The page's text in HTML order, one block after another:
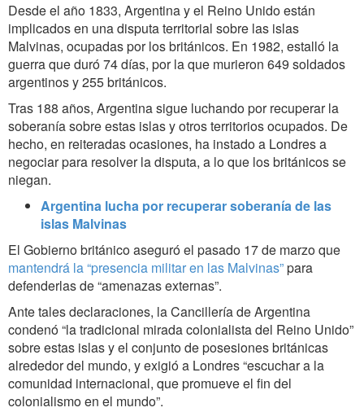
Desde el año 1833, Argentina y el Reino Unido están
implicados en una disputa territorial sobre las islas
Malvinas, ocupadas por los británicos. En 1982, estalló la
guerra que duró 74 días, por la que murieron 649 soldados
argentinos y 255 británicos.
Tras 188 años, Argentina sigue luchando por recuperar la
soberanía sobre estas islas y otros territorios ocupados. De
hecho, en reiteradas ocasiones, ha instado a Londres a
negociar para resolver la disputa, a lo que los británicos se
niegan.
Argentina lucha por recuperar soberanía de las
islas Malvinas
El Gobierno británico aseguró el pasado 17 de marzo que
mantendrá la “presencia militar en las Malvinas”para
defenderlas de “amenazas externas”.
Ante tales declaraciones, la Cancillería de Argentina
condenó “la tradicional mirada colonialista del Reino Unido”
sobre estas islas y el conjunto de posesiones británicas
alrededor del mundo, y exigió a Londres “escuchar a la
comunidad internacional, que promueve el fin del
colonialismo en el mundo”.